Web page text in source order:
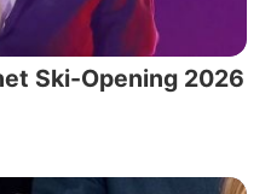
Ski-Opening 2026